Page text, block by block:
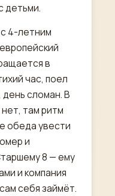
детьми.
4-летним
в
час, поел
сломан. В
там ритм
обеда увести
и
8 — ему
и компания
себя займёт.